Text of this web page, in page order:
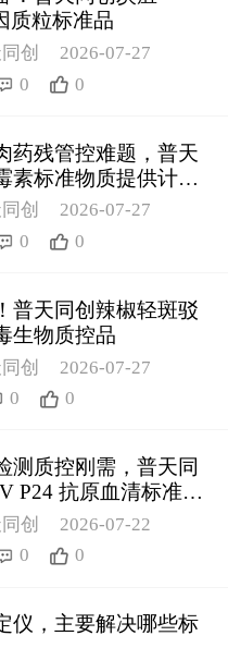
质粒标准品
创
2026-07-27
0 0
药残管控难题，普天
素标准物质提供计量
创
2026-07-27
0 0
普天同创辣椒轻斑驳
生物质控品
创
2026-07-27
0 0
测质控刚需，普天同
P24 抗原血清标准物
创
2026-07-22
0 0
仪，主要解决哪些标